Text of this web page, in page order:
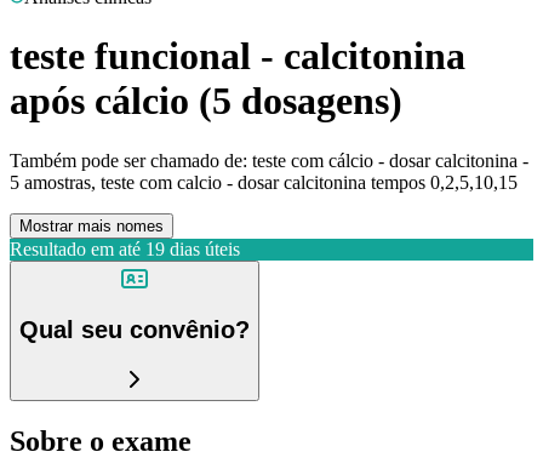
teste funcional - calcitonina
após cálcio (5 dosagens)
Também pode ser chamado de: teste com cálcio - dosar calcitonina -
5 amostras, teste com calcio - dosar calcitonina tempos 0,2,5,10,15
Mostrar mais nomes
Resultado em até 19 dias úteis
Qual seu convênio?
Sobre o exame